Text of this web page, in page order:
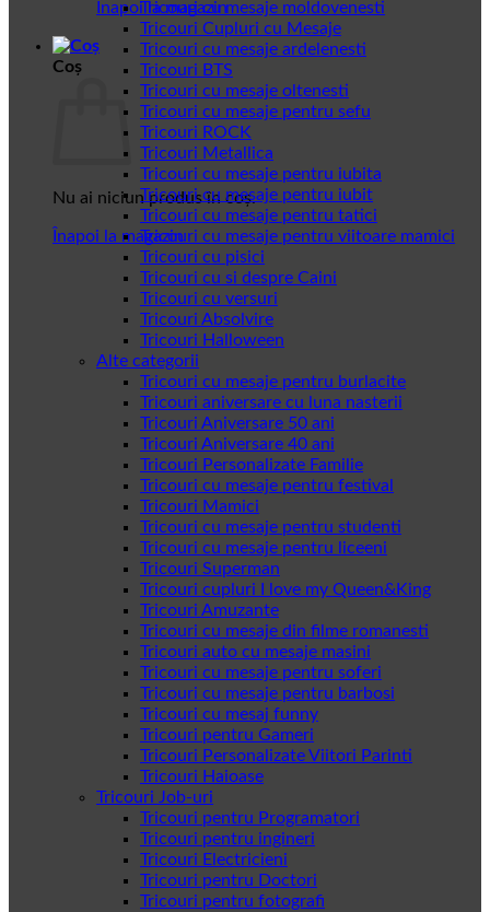
Înapoi la magazin
Coș
Nu ai niciun produs în coș.
Înapoi la magazin
Tricouri cu mesaje moldovenesti
Tricouri Cupluri cu Mesaje
Tricouri cu mesaje ardelenesti
Tricouri BTS
Tricouri cu mesaje oltenesti
Tricouri cu mesaje pentru sefu
Tricouri ROCK
Tricouri Metallica
Tricouri cu mesaje pentru iubita
Tricouri cu mesaje pentru iubit
Tricouri cu mesaje pentru tatici
Tricouri cu mesaje pentru viitoare mamici
Tricouri cu pisici
Tricouri cu si despre Caini
Tricouri cu versuri
Tricouri Absolvire
Tricouri Halloween
Alte categorii
Tricouri cu mesaje pentru burlacite
Tricouri aniversare cu luna nasterii
Tricouri Aniversare 50 ani
Tricouri Aniversare 40 ani
Tricouri Personalizate Familie
Tricouri cu mesaje pentru festival
Tricouri Mamici
Tricouri cu mesaje pentru studenti
Tricouri cu mesaje pentru liceeni
Tricouri Superman
Tricouri cupluri I love my Queen&King
Tricouri Amuzante
Tricouri cu mesaje din filme romanesti
Tricouri auto cu mesaje masini
Tricouri cu mesaje pentru soferi
Tricouri cu mesaje pentru barbosi
Tricouri cu mesaj funny
Tricouri pentru Gameri
Tricouri Personalizate Viitori Parinti
Tricouri Haioase
Tricouri Job-uri
Tricouri pentru Programatori
Tricouri pentru ingineri
Tricouri Electricieni
Tricouri pentru Doctori
Tricouri pentru fotografi